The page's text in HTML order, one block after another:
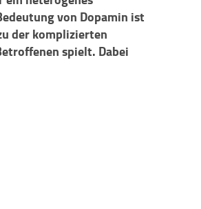
von Dopamin ist
der komplizierten
spielt. Dabei